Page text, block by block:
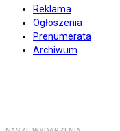
Reklama
Ogłoszenia
Prenumerata
Archiwum